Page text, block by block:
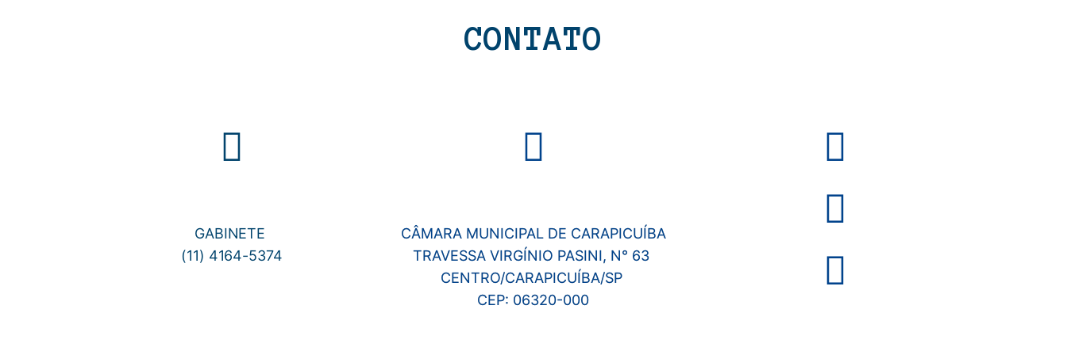
CONTATO
GABINETE
(11) 4164-5374
CÂMARA MUNICIPAL DE CARAPICUÍBA
TRAVESSA VIRGÍNIO PASINI, N° 63
CENTRO/CARAPICUÍBA/SP
CEP: 06320-000